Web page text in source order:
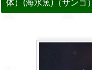
体）(海水魚)（サンゴ）